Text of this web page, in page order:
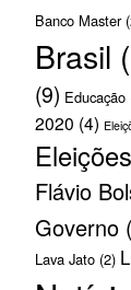
Banco Master
Brasil
(9) Educação
2020 (4)
Flávio
Governo
Lava Jato (2)